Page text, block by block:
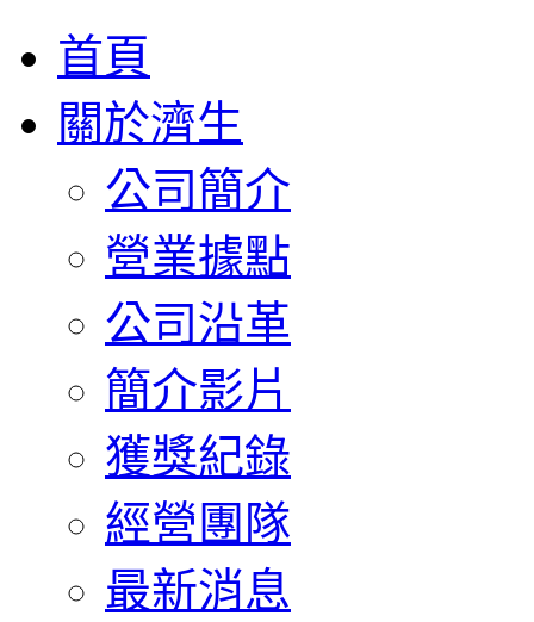
首頁
關於濟生
公司簡介
營業據點
公司沿革
簡介影片
獲獎紀錄
經營團隊
最新消息